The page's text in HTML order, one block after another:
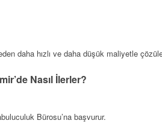
daha hızlı ve daha düşük maliyetle
Nasıl İlerler?
Bürosu’na başvurur.